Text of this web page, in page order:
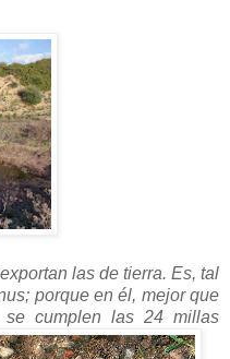
las de tierra. Es, tal
porque en él, mejor que
cumplen las 24 millas